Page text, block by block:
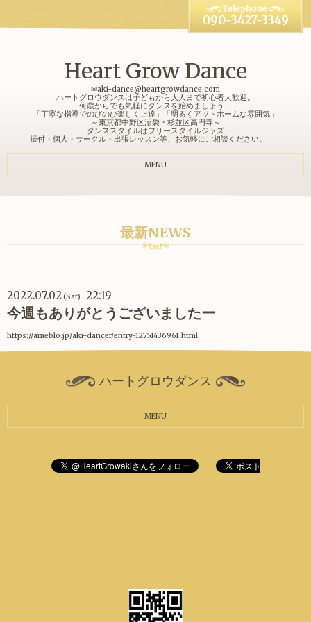
Heart Grow Dance
✉aki-dance@heartgrowdance.com
ハートグロウダンスは子どもから大人まで初心者大歓迎。
何歳からでも気軽にダンスを始めましょう！
「丁寧な指導でのびのび楽しく上達」「明るくアットホームな雰囲気」
～東京都中野区沼袋・杉並区高円寺～
ダンススタイルはフリースタイルジャズ
振付・個人・サークル・出張レッスン等、お気軽にご相談ください。
090-3427-3349
MENU
最新NEWS
2022.07.02(Sat) 22:19
今週もありがとうございましたー
https://ameblo.jp/aki-dancer/entry-12751436961.html
ハートグロウダンス
MENU